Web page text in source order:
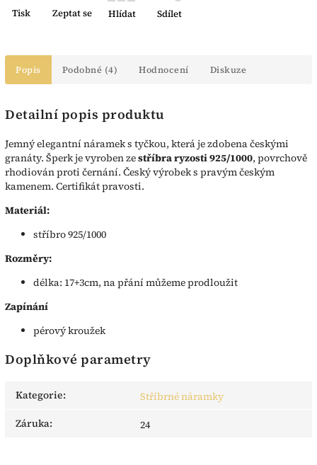
Tisk Zeptat se Hlídat Sdílet
Popis Podobné (4) Hodnocení Diskuze
Detailní popis produktu
Jemný elegantní náramek s tyčkou, která je zdobena českými
granáty. Šperk je vyroben zestříbra ryzosti 925/1000, povrchově
rhodiován proti černání. Český výrobek s pravým českým
kamenem. Certifikát pravosti.
Materiál:
stříbro 925/1000
Rozměry:
délka: 17+3cm, na přání můžeme prodloužit
Zapínání
pérový kroužek
Doplňkové parametry
Kategorie:
Stříbrné náramky
Záruka: 24